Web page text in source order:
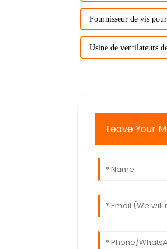
Fournisseur de vis
Usine de ventilateurs
Leave Your